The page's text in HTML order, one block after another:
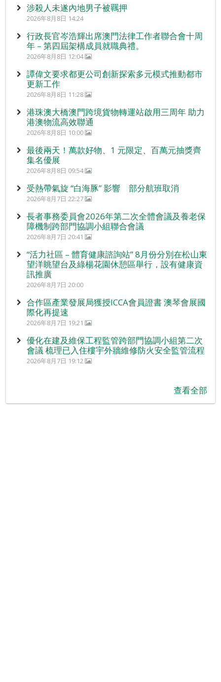
涉殺人未遂內地男子被羈押
2026年8月8日 14:24
行政長官岑浩輝出席澳門法律工作者聯合會十周
年 – 第四屆架構成員就職典禮。
2026年8月8日 12:04
譚偉文要求都更公司創新探索多元模式推動都市
更新工作
2026年8月8日 11:28
港珠澳大橋澳門跨境貨物轉運站啟用三周年 助力
港澳物流高效聯通
2026年8月8日 10:00
最後兩天！萬款好物、1 元限定、百萬元抽獎齊
集名優展
2026年8月8日 09:54
受熱帶氣旋 “白海豚” 影響 部分航班取消
2026年8月7日 22:27
長者事務委員會2026年第二次全體會議及養老保
障機制跨部門協調小組聯合會議
2026年8月7日 20:41
“活力社區 – 體育健康諮詢站” 8月份分別在松山東
望洋眺望台及綠楊花園休憩區舉行，設有健康資
訊推廣
2026年8月7日 20:00
合作區產業發展局獲授ICCA會員證書 澳琴會展國
際化再提速
2026年8月7日 19:21
優化在建及維保工程監管跨部門協調小組第二次
會議 梳理已入住樓宇外牆維修防火安全監管流程
2026年8月7日 19:12
查看全部